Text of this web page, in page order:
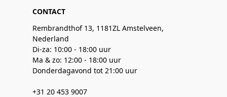
CONTACT
Rembrandthof 13, 1181ZL Amstelveen,
Nederland
Di-za: 10:00 - 18:00 uur
Ma & zo: 12:00 - 18:00 uur
Donderdagavond tot 21:00 uur
+31 20 453 9007